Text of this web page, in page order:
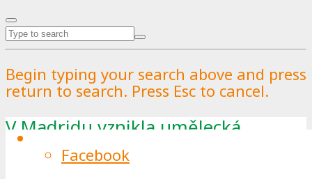
Begin typing your search above and press
return to search. Press Esc to cancel.
Facebook
V Madridu vznikla umělecká
instalace, která upozorňuje na
problém plastového odpadu